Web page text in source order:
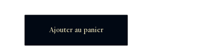
Ajouter au panier